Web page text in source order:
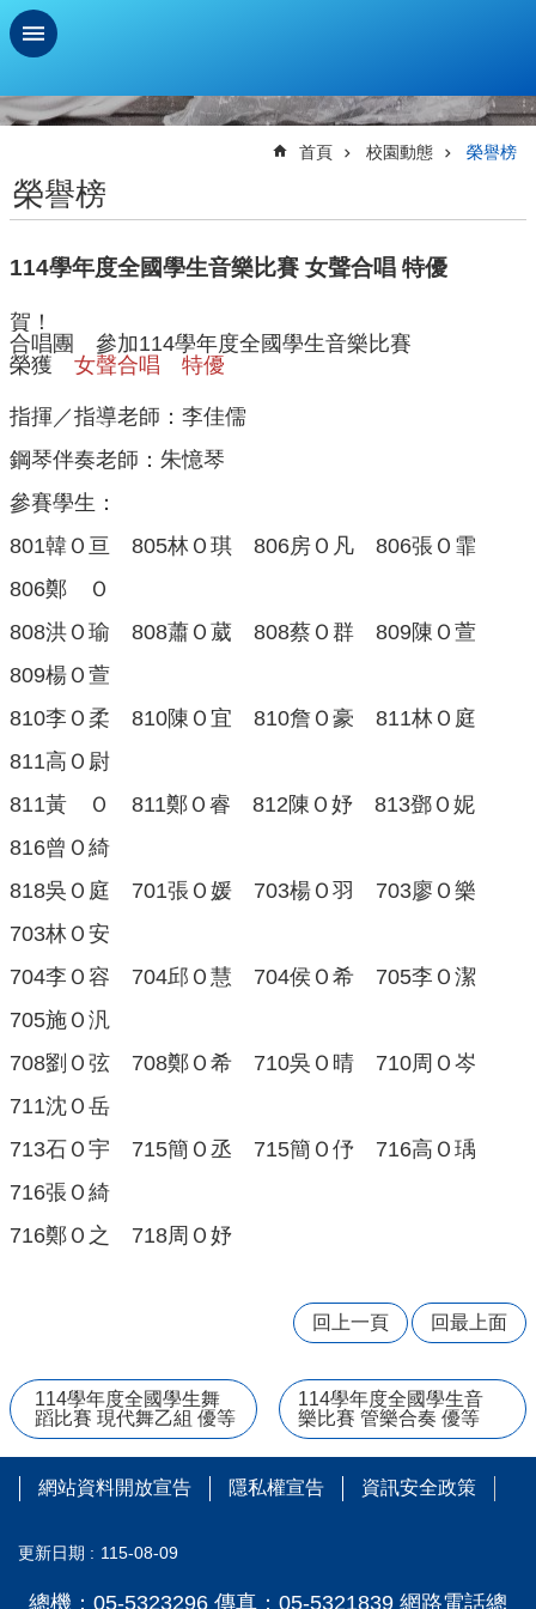
跳到主要內容區塊
階
學
扶
測
驗
生
訊
及
總
量
制
法
力
宇
育
台
正
常
學
我
核
表
學
扶
方
案
翰
林
端
學
課
平
首頁 校園動態 榮譽榜
榮譽榜
114學年度全國學生音樂比賽 女聲合唱 特優
賀！
合唱團 參加114學年度全國學生音樂比賽
榮獲 女聲合唱 特優
指揮／指導老師：李佳儒
鋼琴伴奏老師：朱憶琴
參賽學生：
801韓Ｏ亘 805林Ｏ琪 806房Ｏ凡 806張Ｏ霏
806鄭 Ｏ
808洪Ｏ瑜 808蕭Ｏ葳 808蔡Ｏ群 809陳Ｏ萱
809楊Ｏ萱
810李Ｏ柔 810陳Ｏ宜 810詹Ｏ豪 811林Ｏ庭
811高Ｏ尉
811黃 Ｏ 811鄭Ｏ睿 812陳Ｏ妤 813鄧Ｏ妮
816曾Ｏ綺
818吳Ｏ庭 701張Ｏ媛 703楊Ｏ羽 703廖Ｏ樂
703林Ｏ安
704李Ｏ容 704邱Ｏ慧 704侯Ｏ希 705李Ｏ潔
705施Ｏ汎
708劉Ｏ弦 708鄭Ｏ希 710吳Ｏ晴 710周Ｏ岑
711沈Ｏ岳
713石Ｏ宇 715簡Ｏ丞 715簡Ｏ伃 716高Ｏ瑀
716張Ｏ綺
716鄭Ｏ之 718周Ｏ妤
回上一頁 回最上面
114學年度全國學生舞
蹈比賽 現代舞乙組 優等
114學年度全國學生音
樂比賽 管樂合奏 優等
網站資料開放宣告 隱私權宣告 資訊安全政策
更新日期 115-08-09
總機：05-5323296 傳真：05-5321839 網路電話總